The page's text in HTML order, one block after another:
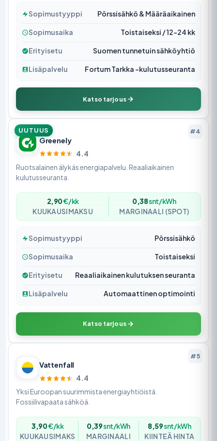
Sopimustyyppi Pörssisähkö & Määräaikainen
Sopimusaika Toistaiseksi / 12–24 kk
Erityisetu Suomen tunnetuin sähköyhtiö
Lisäpalvelu Fortum Tarkka -kulutusseuranta
Katso tarjous
UUTUUS #4
Greenely
4.4
Ruotsalainen älykäs energiapalvelu. Reaaliaikainen
kulutusseuranta.
2,90€/kk
KUUKAUSIMAKSU
0,38snt/kWh
MARGINAALI (SPOT)
Sopimustyyppi Pörssisähkö
Sopimusaika Toistaiseksi
Erityisetu Reaaliaikainen kulutuksen seuranta
Lisäpalvelu Automaattinen optimointi
Katso tarjous
#5
Vattenfall
4.4
Yksi Euroopan suurimmista energiayhtiöistä.
Fossiilivapaata sähköä.
3,90€/kk
KUUKAUSIMAKS
0,39snt/kWh
MARGINAALI
8,59snt/kWh
KIINTEÄ HINTA